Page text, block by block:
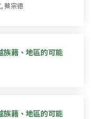
蔡宗德
籍、地區的可能
籍、地區的可能